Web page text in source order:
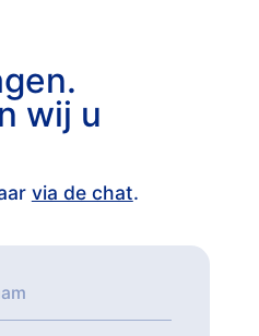
wij u
via de chat.